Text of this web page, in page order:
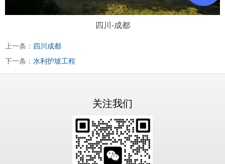
四川-成都
上一条： 四川成都
下一条： 水利护坡工程
关注我们